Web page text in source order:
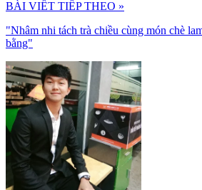
BÀI VIẾT TIẾP THEO »
"Nhâm nhi tách trà chiều cùng món chè
bằng"